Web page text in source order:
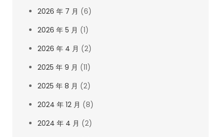
2026 年 7 月 (6)
2026 年 5 月 (1)
2026 年 4 月 (2)
2025 年 9 月 (11)
2025 年 8 月 (2)
2024 年 12 月 (8)
2024 年 4 月 (2)